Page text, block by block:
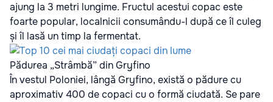
ajung la 3 metri lungime. Fructul acestui copac este
foarte popular, localnicii consumându-l după ce îl culeg
și îl lasă un timp la fermentat.
Pădurea „Strâmbă” din Gryfino
În vestul Poloniei, lângă Gryfino, există o pădure cu
aproximativ 400 de copaci cu o formă ciudată. Se pare